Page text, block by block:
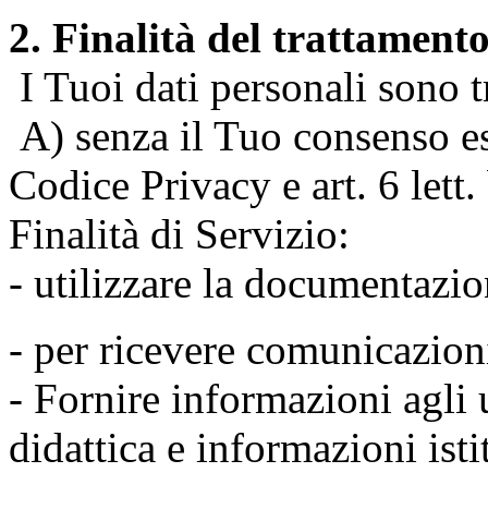
2. Finalità del
I Tuoi dati personali sono
A) senza il Tuo consenso
Codice Privacy e art. 6
Finalità di Servizio:
- utilizzare la
- per ricevere
- Fornire informazioni agli
didattica e informazioni